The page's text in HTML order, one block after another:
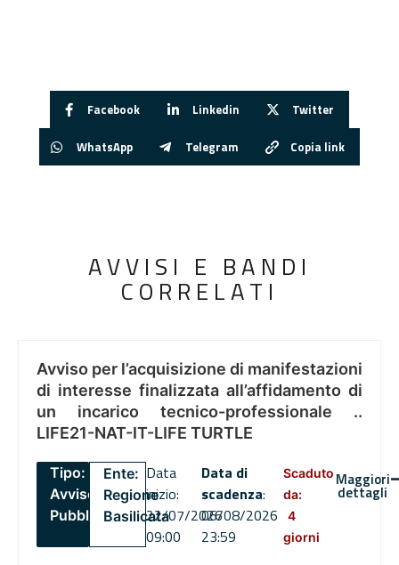
Facebook Linkedin Twitter
WhatsApp Telegram Copia link
AVVISI E BANDI
CORRELATI
Avviso per l’acquisizione di manifestazioni
di interesse finalizzata all’affidamento di
un incarico tecnico-professionale ..
LIFE21-NAT-IT-LIFE TURTLE
Tipo:
Avviso
Pubblico
Ente:
Regione
Basilicata
Data
inizio:
22/07/2026
09:00
Data di
scadenza:
06/08/2026
23:59
Scaduto
da:
4
giorni
Maggiori
dettagli